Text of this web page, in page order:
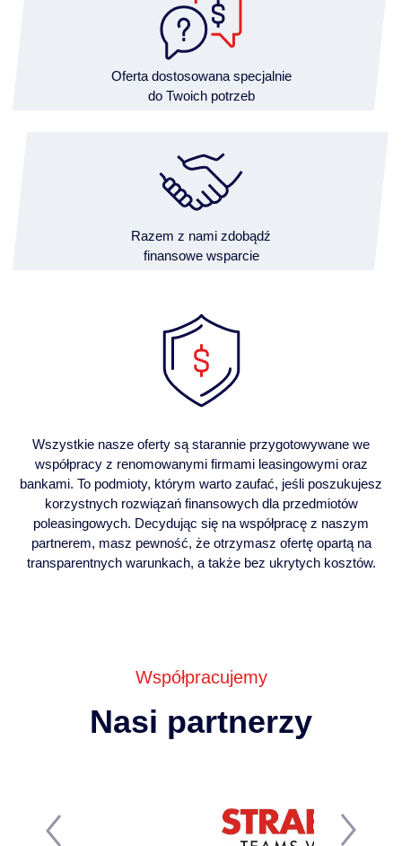
Oferta dostosowana specjalnie
do Twoich potrzeb
Razem z nami zdobądź
finansowe wsparcie
Wszystkie nasze oferty są starannie przygotowywane we
współpracy z renomowanymi firmami leasingowymi oraz
bankami. To podmioty, którym warto zaufać, jeśli poszukujesz
korzystnych rozwiązań finansowych dla przedmiotów
poleasingowych. Decydując się na współpracę z naszym
partnerem, masz pewność, że otrzymasz ofertę opartą na
transparentnych warunkach, a także bez ukrytych kosztów.
Współpracujemy
Nasi partnerzy